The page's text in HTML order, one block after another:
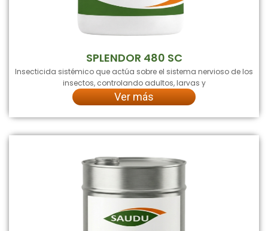
SPLENDOR 480 SC
Insecticida sistémico que actúa sobre el sistema nervioso de los
insectos, controlando adultos, larvas y
Ver más